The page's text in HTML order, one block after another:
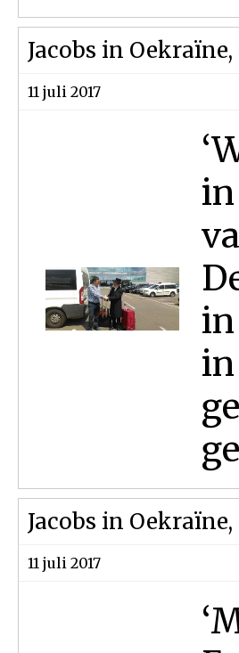
Jacobs in
11 juli 2017
Jacobs in
11 juli 2017